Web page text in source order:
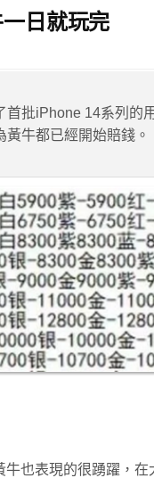
日就玩完
首批iPhone 14系列的
黃牛都已經開始賠錢。
牛也表現的很踴躍，